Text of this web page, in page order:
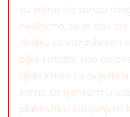
su samo na suncu
neobično, to je da i
dodiru sa vazduhom i
bijeli i otužni, kao
tijelo imalo tu svijetlu
samo sa sjenkom u
plahovitim strujanjem